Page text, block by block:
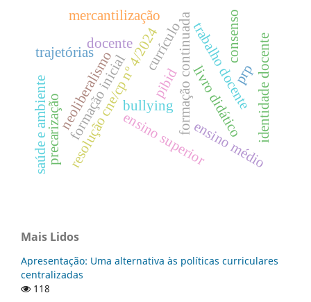
formação continuada
resolução cne/cp nº 4/2024
docente currículo
ensino superior
mercantilização
neoliberalismo
precarização
trabalho docente
saúde e ambiente livro didático
bullying
ensino médio
prp
trajetórias identidade docente
formação inicial pibid
consenso
Mais Lidos
Apresentação: Uma alternativa às políticas curriculares
centralizadas
118